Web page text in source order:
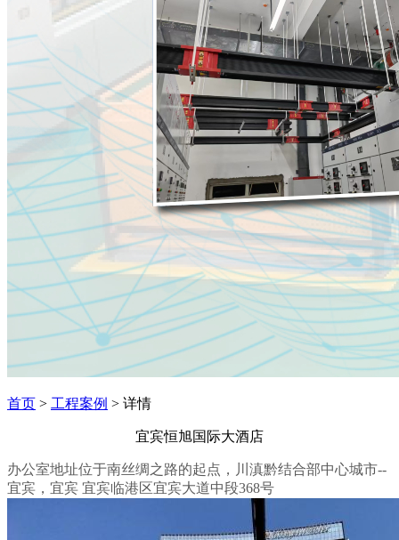
首页 > 工程案例 > 详情
宜宾恒旭国际大酒店
办公室地址位于南丝绸之路的起点，川滇黔结合部中心城市--
宜宾，宜宾 宜宾临港区宜宾大道中段368号